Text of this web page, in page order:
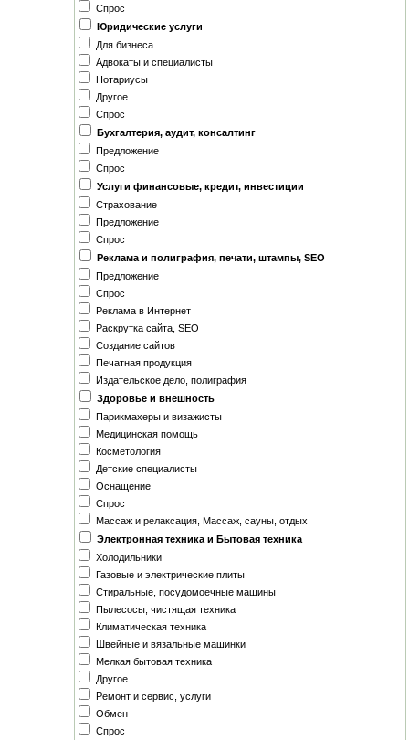
Спрос
Юридические услуги
Для бизнеса
Адвокаты и специалисты
Нотариусы
Другое
Спрос
Бухгалтерия, аудит, консалтинг
Предложение
Спрос
Услуги финансовые, кредит, инвестиции
Страхование
Предложение
Спрос
Реклама и полиграфия, печати, штампы, SEO
Предложение
Спрос
Реклама в Интернет
Раскрутка сайта, SEO
Создание сайтов
Печатная продукция
Издательское дело, полиграфия
Здоровье и внешность
Парикмахеры и визажисты
Медицинская помощь
Косметология
Детские специалисты
Оснащение
Спрос
Массаж и релаксация, Массаж, сауны, отдых
Электронная техника и Бытовая техника
Холодильники
Газовые и электрические плиты
Стиральные, посудомоечные машины
Пылесосы, чистящая техника
Климатическая техника
Швейные и вязальные машинки
Мелкая бытовая техника
Другое
Ремонт и сервис, услуги
Обмен
Спрос